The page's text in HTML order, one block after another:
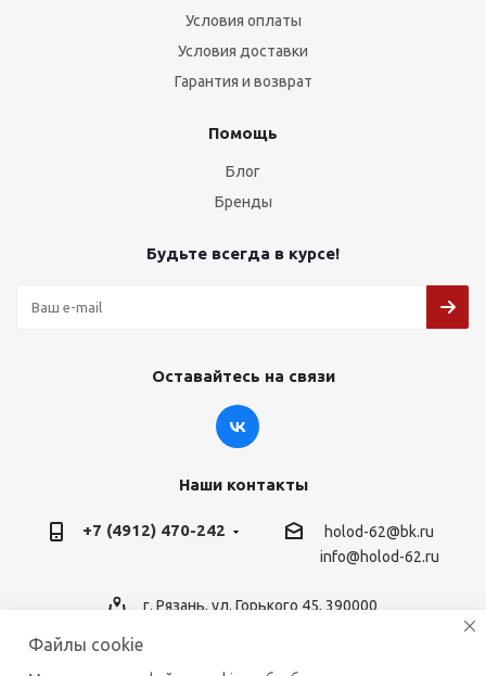
Условия оплаты
Условия доставки
Гарантия и возврат
Помощь
Блог
Бренды
Будьте всегда в курсе!
Оставайтесь на связи
Наши контакты
+7 (4912) 470-242
holod-62@bk.ru
info@holod-62.ru
г. Рязань, ул. Горького 45, 390000
Файлы cookie